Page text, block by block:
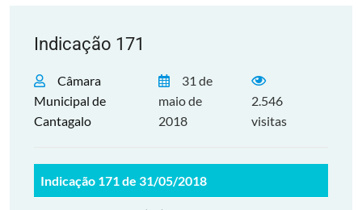
Indicação 171
Câmara
Municipal de
Cantagalo
31 de
maio de
2018
2.546
visitas
Indicação 171 de 31/05/2018